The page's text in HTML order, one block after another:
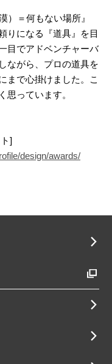
）＝何もない場所』
りになる『道具』を目
目でアドベンチャーバ
ながら、プロの道具を
まで心掛けました。こ
思っています。
]
design/awards/